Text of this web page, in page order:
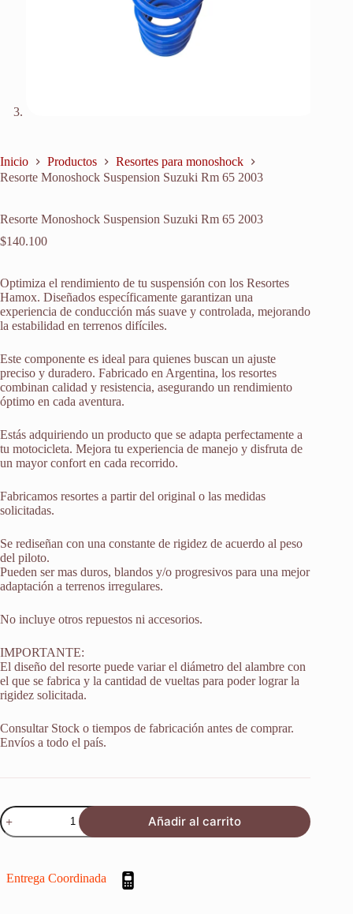
Inicio Productos
Resortes para monoshock
Resorte Monoshock Suspension Suzuki Rm 65 2003
Resorte Monoshock Suspension Suzuki Rm 65 2003
$140.100
Optimiza el rendimiento de tu suspensión con los Resortes
Hamox. Diseñados específicamente garantizan una
experiencia de conducción más suave y controlada, mejorando
la estabilidad en terrenos difíciles.
Este componente es ideal para quienes buscan un ajuste
preciso y duradero. Fabricado en Argentina, los resortes
combinan calidad y resistencia, asegurando un rendimiento
óptimo en cada aventura.
Estás adquiriendo un producto que se adapta perfectamente a
tu motocicleta. Mejora tu experiencia de manejo y disfruta de
un mayor confort en cada recorrido.
Fabricamos resortes a partir del original o las medidas
solicitadas.
Se rediseñan con una constante de rigidez de acuerdo al peso
del piloto.
Pueden ser mas duros, blandos y/o progresivos para una mejor
adaptación a terrenos irregulares.
No incluye otros repuestos ni accesorios.
IMPORTANTE:
El diseño del resorte puede variar el diámetro del alambre con
el que se fabrica y la cantidad de vueltas para poder lograr la
rigidez solicitada.
Consultar Stock o tiempos de fabricación antes de comprar.
Envíos a todo el país.
Resorte
Monoshock
Suspension
65
Añadir al carrito
Entrega Coordinada